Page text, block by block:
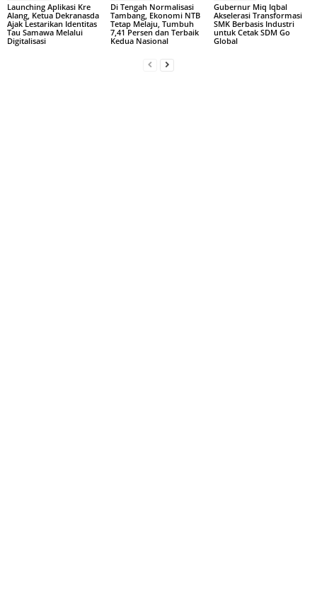
Launching Aplikasi Kre
Alang, Ketua Dekranasda
Ajak Lestarikan Identitas
Tau Samawa Melalui
Digitalisasi
Di Tengah Normalisasi
Tambang, Ekonomi NTB
Tetap Melaju, Tumbuh
7,41 Persen dan Terbaik
Kedua Nasional
Gubernur Miq Iqbal
Akselerasi Transformasi
SMK Berbasis Industri
untuk Cetak SDM Go
Global